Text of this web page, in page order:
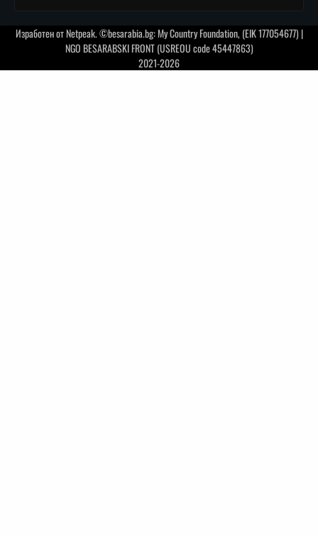
Изработен отNetpeak. ©besarabia.bg: My Country Foundation, (EIK 177054677) |
NGO BESARABSKI FRONT (USREOU code 45447863)
2021-2026